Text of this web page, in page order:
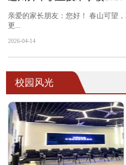
亲爱的家长朋友：您好！ 春山可望
更...
2026-04-14
校园风光